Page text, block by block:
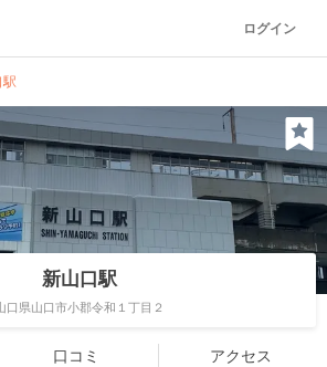
ログイン
駅
新山口駅
口県山口市小郡令和１丁目２
口コミ アクセス